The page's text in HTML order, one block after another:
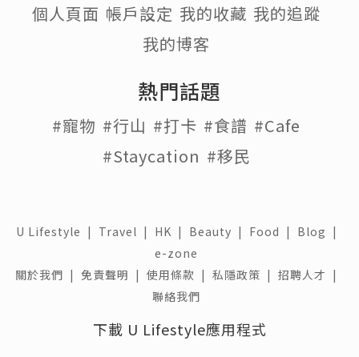
個人頁面 帳戶設定 我的收藏 我的追蹤
我的博客
熱門話題
#寵物 #行山 #打卡 #食譜 #Cafe
#Staycation #移民
U Lifestyle | Travel | HK | Beauty | Food | Blog |
e-zone
關於我們 | 免責聲明 | 使用條款 | 私隱政策 | 招聘人才 |
聯絡我們
下載 U Lifestyle應用程式